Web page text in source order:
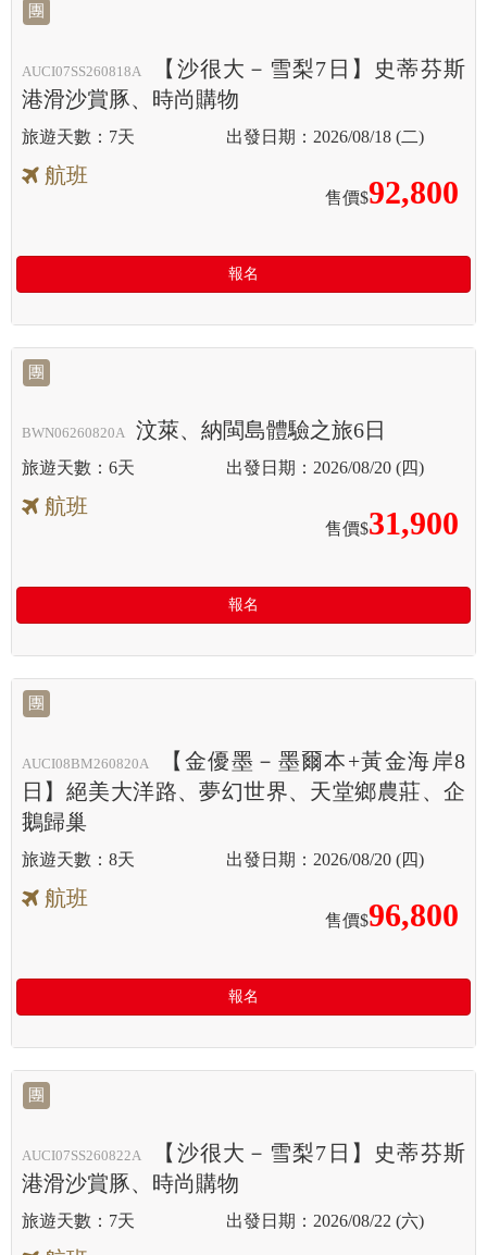
團
AUCI07SS260818A
【沙很大－雪梨7日】史蒂芬斯
港滑沙賞豚、時尚購物
7天 2026/08/18 (二)
航班
售價$92,800
報名
團
BWN06260820A 汶萊、納閩島體驗之旅6日
6天 2026/08/20 (四)
航班
售價$31,900
報名
團
AUCI08BM260820A
【金優墨－墨爾本+黃金海岸8
日】絕美大洋路、夢幻世界、天堂鄉農莊、企
鵝歸巢
8天 2026/08/20 (四)
航班
售價$96,800
報名
團
AUCI07SS260822A
【沙很大－雪梨7日】史蒂芬斯
港滑沙賞豚、時尚購物
7天 2026/08/22 (六)